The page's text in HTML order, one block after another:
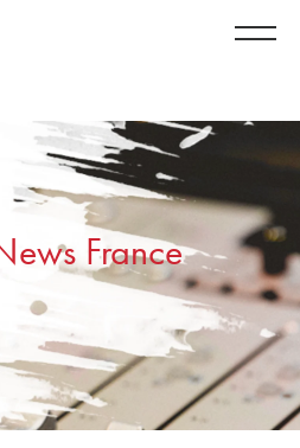
France